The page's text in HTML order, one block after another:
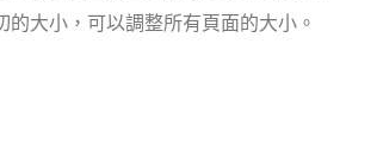
的大小，可以調整所有頁面的大小。